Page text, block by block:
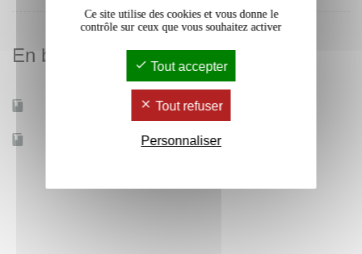
En bref
Oui
Accessible à distance Non
Ce site utilise des cookies et vous donne le
contrôle sur ceux que vous souhaitez activer
Tout accepter
Tout refuser
Personnaliser